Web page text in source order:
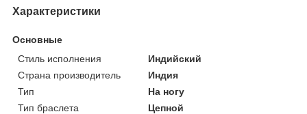
Характеристики
Основные
Стиль исполнения
Индийский
Страна производитель
Индия
Тип
На ногу
Тип браслета
Цепной